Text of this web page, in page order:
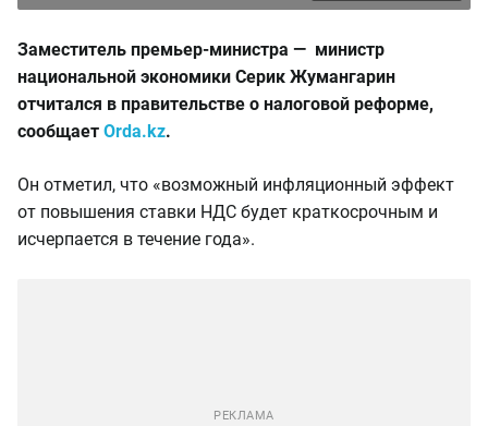
Заместитель премьер-министра — министр
национальной экономики Серик Жумангарин
отчитался в правительстве о налоговой реформе,
сообщает Orda.kz.
Он отметил, что «возможный инфляционный эффект
от повышения ставки НДС будет краткосрочным и
исчерпается в течение года».